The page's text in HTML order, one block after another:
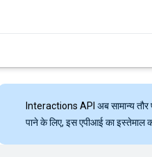
Interactions API अब सामान्य
पाने के लिए, इस एपीआई का इस्तेमाल